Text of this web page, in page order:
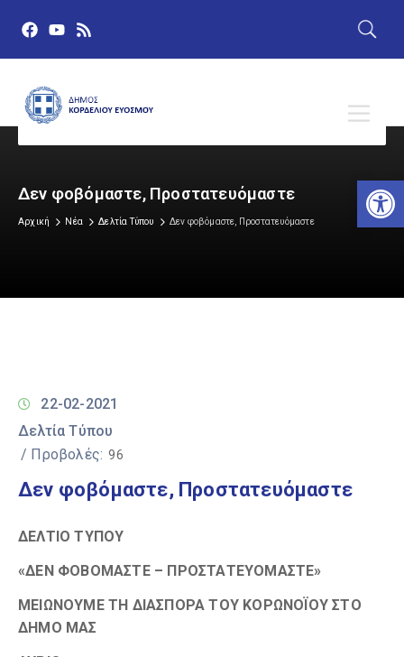
Δεν φοβόμαστε, Προστατευόμαστε
Αρχική Νέα Δελτία Τύπου Δεν φοβόμαστε, Προστατευόμαστε
22-02-2021
Δελτία Τύπου
/ Προβολές: 96
Δεν φοβόμαστε, Προστατευόμαστε
ΔΕΛΤΙΟ ΤΥΠΟΥ
«ΔΕΝ ΦΟΒΟΜΑΣΤΕ – ΠΡΟΣΤΑΤΕΥΟΜΑΣΤΕ»
ΜΕΙΩΝΟΥΜΕ ΤΗ ΔΙΑΣΠΟΡΑ ΤΟΥ ΚΟΡΩΝΟΪΟΥ ΣΤΟ
ΔΗΜΟ ΜΑΣ